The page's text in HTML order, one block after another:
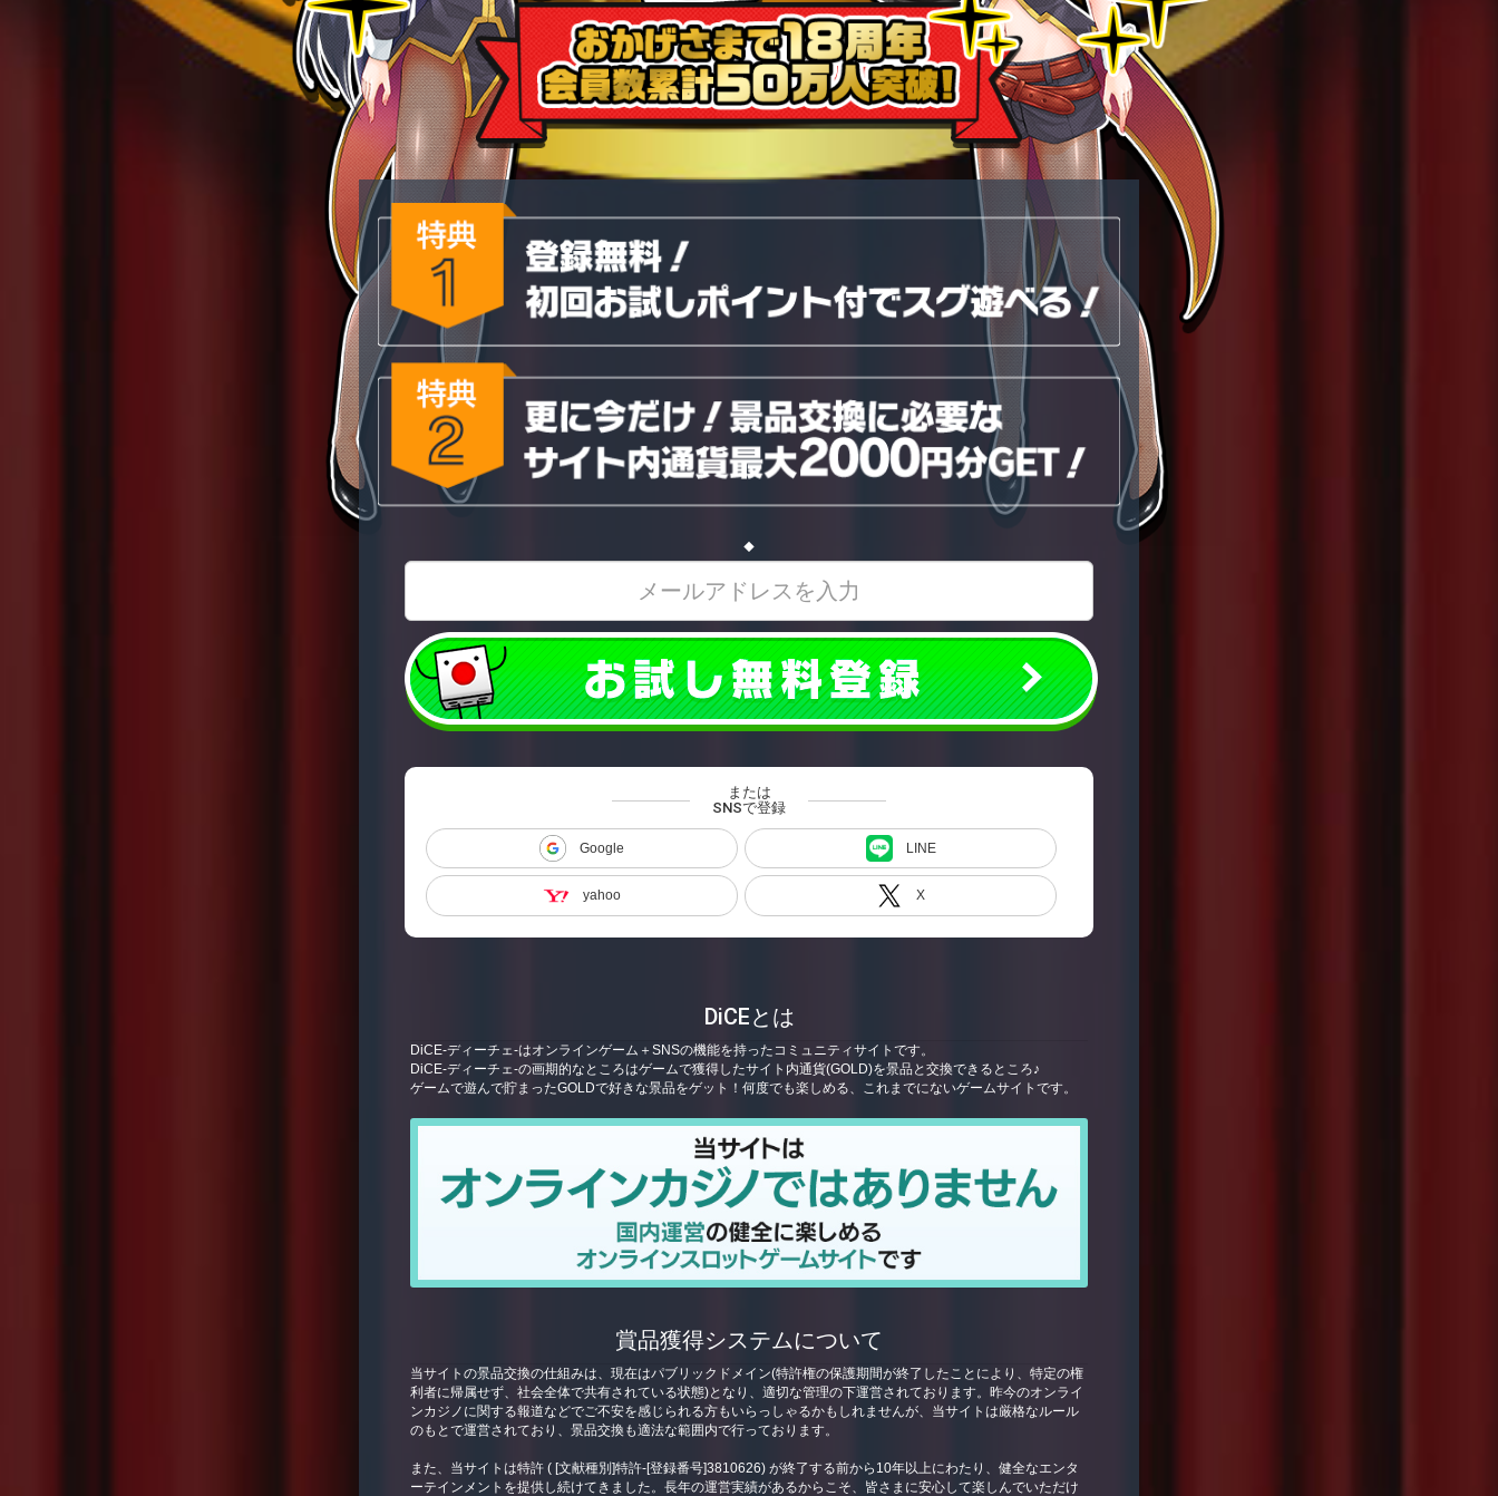
◆
または
SNSで登録
Google LINE
yahoo X
DiCEとは
DiCE-ディーチェ-はオンラインゲーム＋SNSの機能を持ったコミュニティサイトです。
DiCE-ディーチェ-の画期的なところはゲームで獲得したサイト内通貨(GOLD)を景品と交換できるところ♪
ゲームで遊んで貯まったGOLDで好きな景品をゲット！何度でも楽しめる、これまでにないゲームサイトです。
賞品獲得システムについて
当サイトの景品交換の仕組みは、現在はパブリックドメイン(特許権の保護期間が終了したことにより、特定の権
利者に帰属せず、社会全体で共有されている状態)となり、適切な管理の下運営されております。昨今のオンライ
ンカジノに関する報道などでご不安を感じられる方もいらっしゃるかもしれませんが、当サイトは厳格なルール
のもとで運営されており、景品交換も適法な範囲内で行っております。
また、当サイトは特許 ( [文献種別]特許-[登録番号]3810626) が終了する前から10年以上にわたり、健全なエンタ
ーテインメントを提供し続けてきました。長年の運営実績があるからこそ、皆さまに安心して楽しんでいただけ